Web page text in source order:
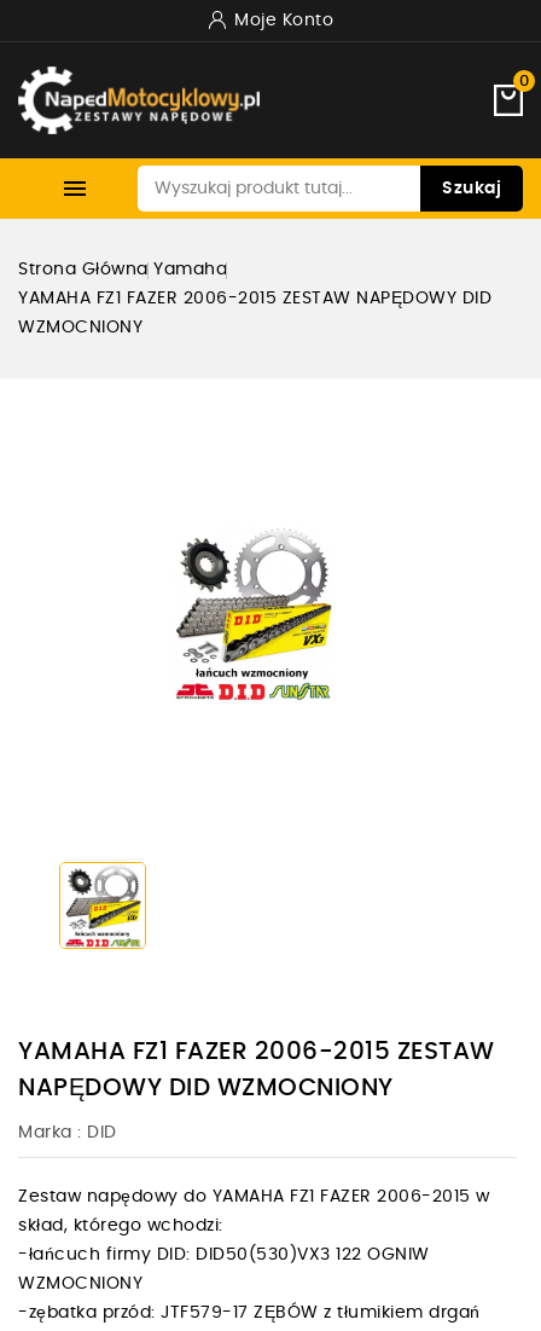
Moje Konto
0
 Szukaj
Strona Główna Yamaha
YAMAHA FZ1 FAZER 2006-2015 ZESTAW NAPĘDOWY DID
WZMOCNIONY
YAMAHA FZ1 FAZER 2006-2015 ZESTAW
NAPĘDOWY DID WZMOCNIONY
Marka : DID
Zestaw napędowy do YAMAHA FZ1 FAZER 2006-2015 w
skład, którego wchodzi:
-łańcuch firmy DID: DID50(530)VX3 122 OGNIW
WZMOCNIONY
-zębatka przód: JTF579-17 ZĘBÓW z tłumikiem drgań